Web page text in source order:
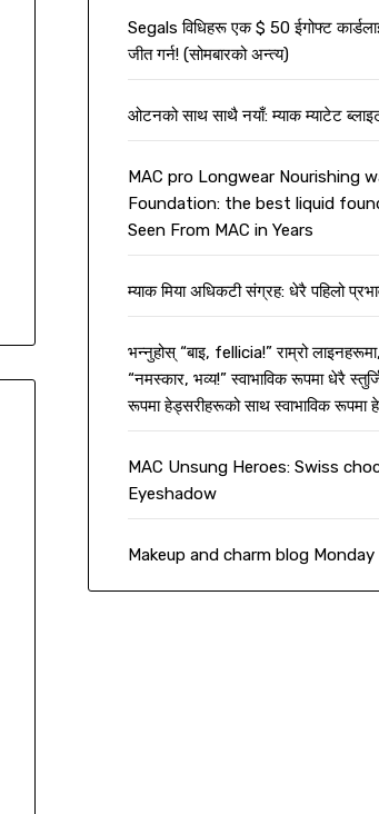
Segals विधिहरू एक $ 50 ईगोफ्ट
जीत गर्न! (सोमबारको अन्त्य)
ओटनको साथ साथै नयाँ: म्याक म्याटेट
MAC pro Longwear Nourishing
Foundation: the best liquid
Seen From MAC in Years
म्याक मिया अधिकटी संग्रह: धेरै पहिलो
भन्नुहोस् “बाइ, fellicia!” राम्रो
“नमस्कार, भव्य!” स्वाभाविक रूपमा धेरै
रूपमा हेड्सरीहरूको साथ स्वाभाविक रूपमा
MAC Unsung Heroes: Swiss
Eyeshadow
Makeup and charm blog Monday